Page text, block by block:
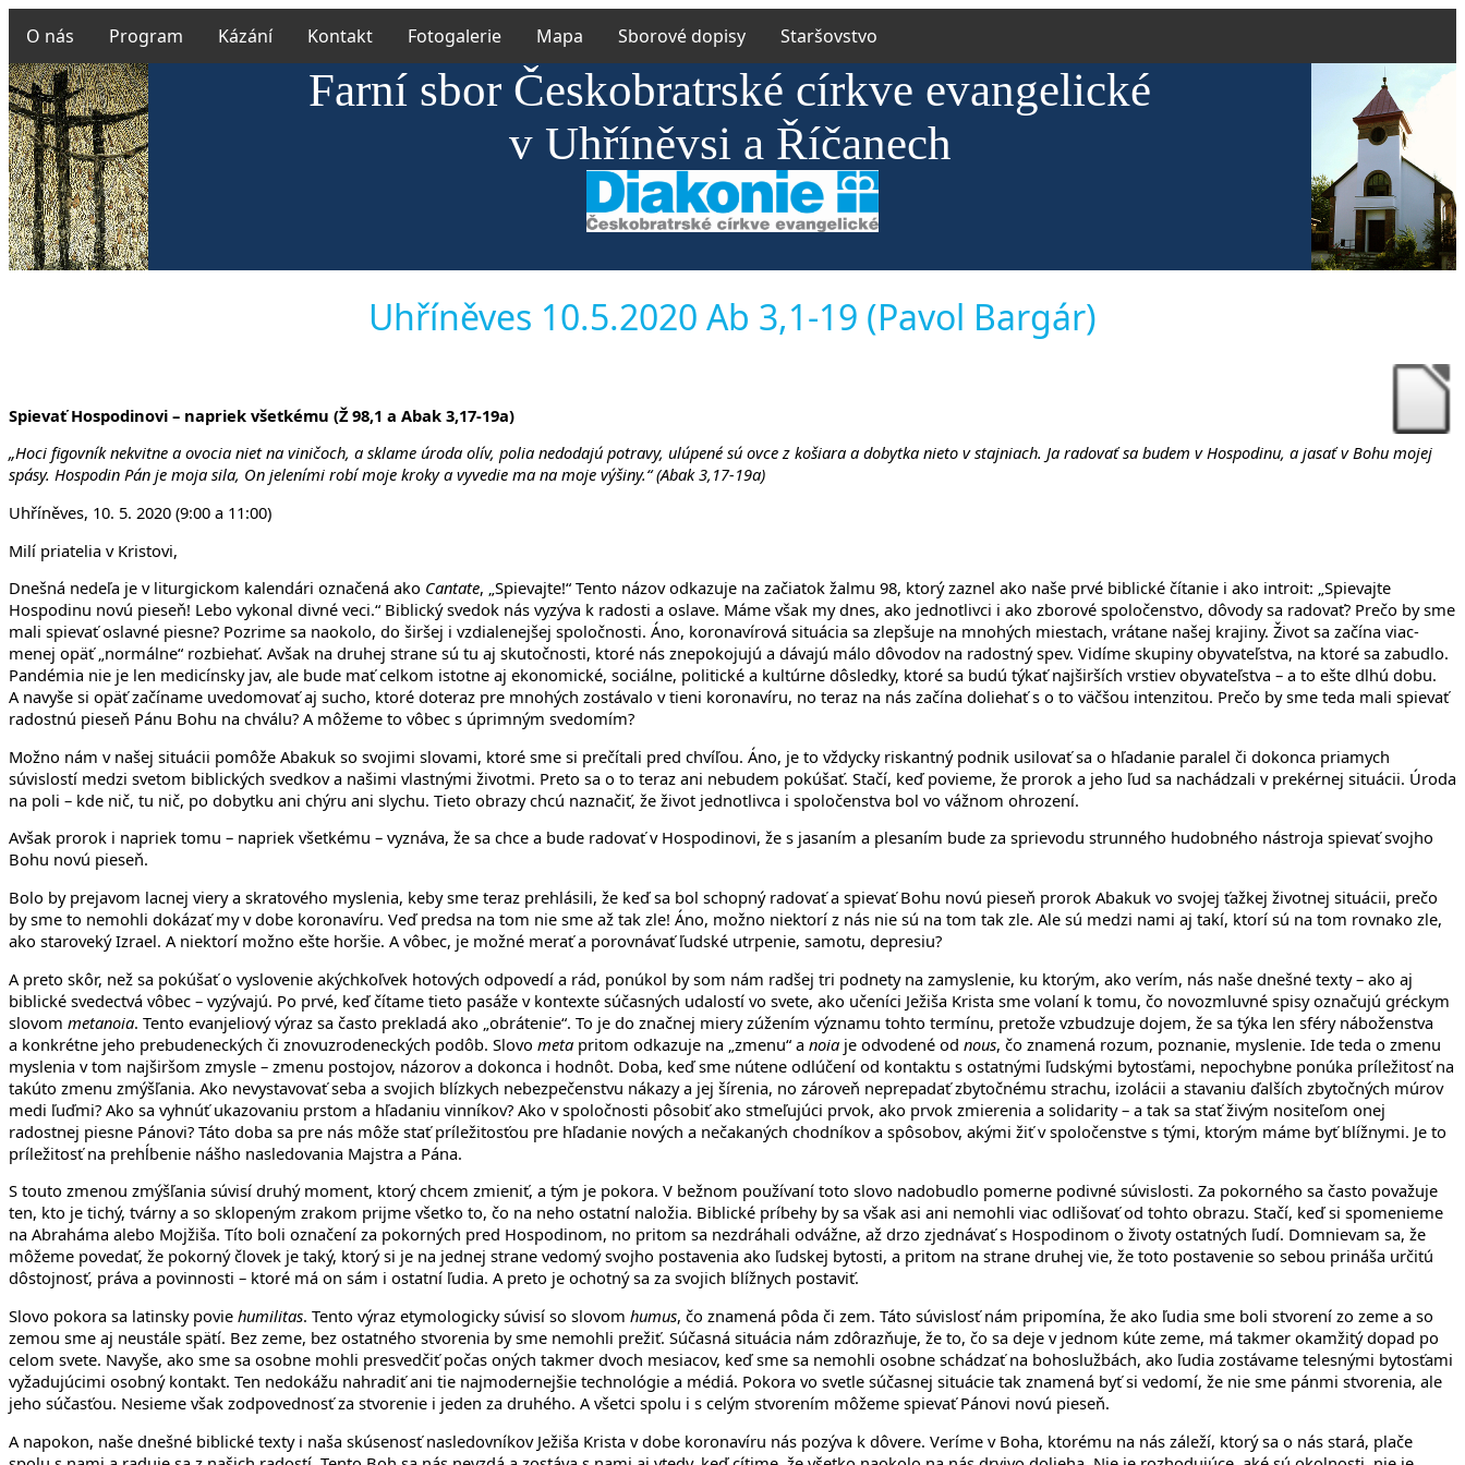
O nás Program Kázání Kontakt Fotogalerie Mapa Sborové dopisy Staršovstvo
Farní sbor Českobratrské církve evangelické
v Uhříněvsi a Říčanech
Uhříněves 10.5.2020 Ab 3,1-19 (Pavol Bargár)
Spievať Hospodinovi – napriek všetkému (Ž 98,1 a Abak 3,17-19a)
„Hoci figovník nekvitne a ovocia niet na viničoch, a sklame úroda olív, polia nedodajú potravy, ulúpené sú ovce z košiara a dobytka nieto v stajniach. Ja radovať sa budem v Hospodinu, a jasať v Bohu mojej
spásy. Hospodin Pán je moja sila, On jeleními robí moje kroky a vyvedie ma na moje výšiny.“ (Abak 3,17-19a)
Uhříněves, 10. 5. 2020 (9:00 a 11:00)
Milí priatelia v Kristovi,
Dnešná nedeľa je v liturgickom kalendári označená ako Cantate, „Spievajte!“ Tento názov odkazuje na začiatok žalmu 98, ktorý zaznel ako naše prvé biblické čítanie i ako introit: „Spievajte
Hospodinu novú pieseň! Lebo vykonal divné veci.“ Biblický svedok nás vyzýva k radosti a oslave. Máme však my dnes, ako jednotlivci i ako zborové spoločenstvo, dôvody sa radovať? Prečo by sme
mali spievať oslavné piesne? Pozrime sa naokolo, do širšej i vzdialenejšej spoločnosti. Áno, koronavírová situácia sa zlepšuje na mnohých miestach, vrátane našej krajiny. Život sa začína viac-
menej opäť „normálne“ rozbiehať. Avšak na druhej strane sú tu aj skutočnosti, ktoré nás znepokojujú a dávajú málo dôvodov na radostný spev. Vidíme skupiny obyvateľstva, na ktoré sa zabudlo.
Pandémia nie je len medicínsky jav, ale bude mať celkom istotne aj ekonomické, sociálne, politické a kultúrne dôsledky, ktoré sa budú týkať najširších vrstiev obyvateľstva – a to ešte dlhú dobu.
A navyše si opäť začíname uvedomovať aj sucho, ktoré doteraz pre mnohých zostávalo v tieni koronavíru, no teraz na nás začína doliehať s o to väčšou intenzitou. Prečo by sme teda mali spievať
radostnú pieseň Pánu Bohu na chválu? A môžeme to vôbec s úprimným svedomím?
Možno nám v našej situácii pomôže Abakuk so svojimi slovami, ktoré sme si prečítali pred chvíľou. Áno, je to vždycky riskantný podnik usilovať sa o hľadanie paralel či dokonca priamych
súvislostí medzi svetom biblických svedkov a našimi vlastnými životmi. Preto sa o to teraz ani nebudem pokúšať. Stačí, keď povieme, že prorok a jeho ľud sa nachádzali v prekérnej situácii. Úroda
na poli – kde nič, tu nič, po dobytku ani chýru ani slychu. Tieto obrazy chcú naznačiť, že život jednotlivca i spoločenstva bol vo vážnom ohrození.
Avšak prorok i napriek tomu – napriek všetkému – vyznáva, že sa chce a bude radovať v Hospodinovi, že s jasaním a plesaním bude za sprievodu strunného hudobného nástroja spievať svojho
Bohu novú pieseň.
Bolo by prejavom lacnej viery a skratového myslenia, keby sme teraz prehlásili, že keď sa bol schopný radovať a spievať Bohu novú pieseň prorok Abakuk vo svojej ťažkej životnej situácii, prečo
by sme to nemohli dokázať my v dobe koronavíru. Veď predsa na tom nie sme až tak zle! Áno, možno niektorí z nás nie sú na tom tak zle. Ale sú medzi nami aj takí, ktorí sú na tom rovnako zle,
ako staroveký Izrael. A niektorí možno ešte horšie. A vôbec, je možné merať a porovnávať ľudské utrpenie, samotu, depresiu?
A preto skôr, než sa pokúšať o vyslovenie akýchkoľvek hotových odpovedí a rád, ponúkol by som nám radšej tri podnety na zamyslenie, ku ktorým, ako verím, nás naše dnešné texty – ako aj
biblické svedectvá vôbec – vyzývajú. Po prvé, keď čítame tieto pasáže v kontexte súčasných udalostí vo svete, ako učeníci Ježiša Krista sme volaní k tomu, čo novozmluvné spisy označujú gréckym
slovom metanoia. Tento evanjeliový výraz sa často prekladá ako „obrátenie“. To je do značnej miery zúžením významu tohto termínu, pretože vzbudzuje dojem, že sa týka len sféry náboženstva
a konkrétne jeho prebudeneckých či znovuzrodeneckých podôb. Slovo meta pritom odkazuje na „zmenu“ a noia je odvodené od nous, čo znamená rozum, poznanie, myslenie. Ide teda o zmenu
myslenia v tom najširšom zmysle – zmenu postojov, názorov a dokonca i hodnôt. Doba, keď sme nútene odlúčení od kontaktu s ostatnými ľudskými bytosťami, nepochybne ponúka príležitosť na
takúto zmenu zmýšľania. Ako nevystavovať seba a svojich blízkych nebezpečenstvu nákazy a jej šírenia, no zároveň neprepadať zbytočnému strachu, izolácii a stavaniu ďalších zbytočných múrov
medi ľuďmi? Ako sa vyhnúť ukazovaniu prstom a hľadaniu vinníkov? Ako v spoločnosti pôsobiť ako stmeľujúci prvok, ako prvok zmierenia a solidarity – a tak sa stať živým nositeľom onej
radostnej piesne Pánovi? Táto doba sa pre nás môže stať príležitosťou pre hľadanie nových a nečakaných chodníkov a spôsobov, akými žiť v spoločenstve s tými, ktorým máme byť blížnymi. Je to
príležitosť na prehĺbenie nášho nasledovania Majstra a Pána.
S touto zmenou zmýšľania súvisí druhý moment, ktorý chcem zmieniť, a tým je pokora. V bežnom používaní toto slovo nadobudlo pomerne podivné súvislosti. Za pokorného sa často považuje
ten, kto je tichý, tvárny a so sklopeným zrakom prijme všetko to, čo na neho ostatní naložia. Biblické príbehy by sa však asi ani nemohli viac odlišovať od tohto obrazu. Stačí, keď si spomenieme
na Abraháma alebo Mojžiša. Títo boli označení za pokorných pred Hospodinom, no pritom sa nezdráhali odvážne, až drzo zjednávať s Hospodinom o životy ostatných ľudí. Domnievam sa, že
môžeme povedať, že pokorný človek je taký, ktorý si je na jednej strane vedomý svojho postavenia ako ľudskej bytosti, a pritom na strane druhej vie, že toto postavenie so sebou prináša určitú
dôstojnosť, práva a povinnosti – ktoré má on sám i ostatní ľudia. A preto je ochotný sa za svojich blížnych postaviť.
Slovo pokora sa latinsky povie humilitas. Tento výraz etymologicky súvisí so slovom humus, čo znamená pôda či zem. Táto súvislosť nám pripomína, že ako ľudia sme boli stvorení zo zeme a so
zemou sme aj neustále spätí. Bez zeme, bez ostatného stvorenia by sme nemohli prežiť. Súčasná situácia nám zdôrazňuje, že to, čo sa deje v jednom kúte zeme, má takmer okamžitý dopad po
celom svete. Navyše, ako sme sa osobne mohli presvedčiť počas oných takmer dvoch mesiacov, keď sme sa nemohli osobne schádzať na bohoslužbách, ako ľudia zostávame telesnými bytosťami
vyžadujúcimi osobný kontakt. Ten nedokážu nahradiť ani tie najmodernejšie technológie a médiá. Pokora vo svetle súčasnej situácie tak znamená byť si vedomí, že nie sme pánmi stvorenia, ale
jeho súčasťou. Nesieme však zodpovednosť za stvorenie i jeden za druhého. A všetci spolu i s celým stvorením môžeme spievať Pánovi novú pieseň.
A napokon, naše dnešné biblické texty i naša skúsenosť nasledovníkov Ježiša Krista v dobe koronavíru nás pozýva k dôvere. Veríme v Boha, ktorému na nás záleží, ktorý sa o nás stará, plače